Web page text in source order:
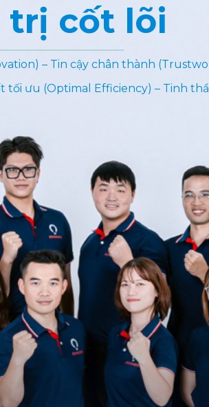
trị cốt lõi
– Tin cậy chân thành
tối ưu (Optimal Efficiency) – Tinh